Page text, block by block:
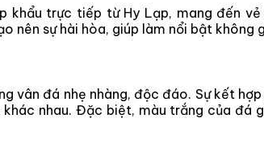
trực tiếp từ Hy Lạp, mang đến
nên sự hài hòa, giúp làm nổi bật không
vân đá nhẹ nhàng, độc đáo. Sự kết
nhau. Đặc biệt, màu trắng của đá